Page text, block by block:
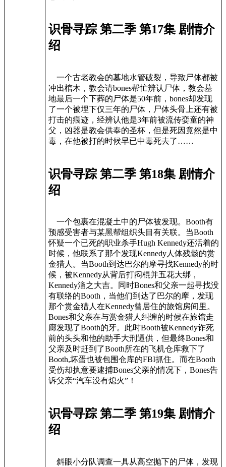
识骨寻踪 第二季 第17集 剧情介
绍
一个古老教会的墓地水管破裂，导致尸体都被
冲出棺木，教会请bones帮忙辨认尸体，教会墓
地最后一个下葬的尸体是50年前，bones却发现
了一个被埋下仅三年的尸体，尸体头骨上还有被
打击的痕迹，经辨认他是3年前被流传娈童的神
父，凶器是教会供奉的圣杯，但是死因竟然是中
毒，在他被打的时候早已中毒死去了……
识骨寻踪 第二季 第18集 剧情介
绍
一个包裹在混凝土中的尸体被发现。Booth有
预感受害者与某黑帮组织头目有关联。当Booth
怀疑一个已死的职业杀手Hugh Kennedy还活着的
时候，他联系了那个发现Kennedy人体残骸的赏
金猎人。当Booth到达巴尔的摩寻找Kennedy的时
候，被Kennedy从背后打闷棍并五花大绑，
Kennedy溜之大吉。同时Bones和父亲一起寻找没
有联络的Booth，当他们到达了巴尔的摩，发现
那个赏金猎人在Kennedy曾居住的旅馆房间里。
Bones和父亲在与赏金猎人纠缠的时候在旅馆走
廊发现了Booth的牙。此时Booth被Kennedy诈死
前的头头和他的助手大刑逼供，但最终Bones和
父亲及时赶到了Booth所在的飞机仓库救下了
Booth,坏蛋也被包围仓库的FBI抓住。而在Booth
受伤却执意要逮捕Bones父亲的情况下，Bones告
诉父亲“汽车没有熄火”！
识骨寻踪 第二季 第19集 剧情介
绍
斜眼小分队调查一具从高空抛下的尸体，发现